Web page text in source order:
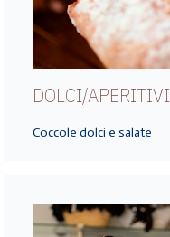
DOLCI/APERITIVI
Coccole dolci e salate